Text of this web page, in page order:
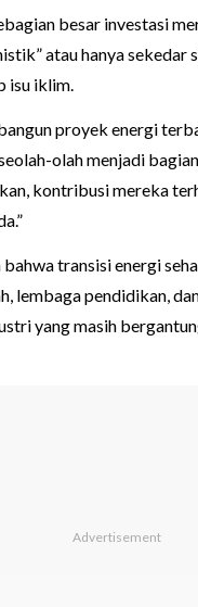
besar investasi
atau hanya sekedar
isu iklim.
proyek energi
olah menjadi
kontribusi mereka
bahwa transisi energi
lembaga pendidikan,
yang masih